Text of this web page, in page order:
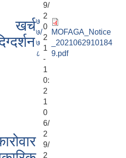
खर्च७
७/
७
८
9/
2
0
2
1
-
1
0:
2
1
MOFAGA_Notice
_2021062910184
9.pdf
0
6/
2
9/
2